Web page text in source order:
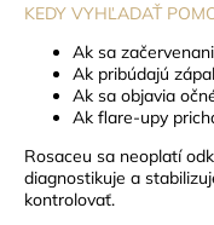
KEDY VYHĽADAŤ
Ak sa
Ak pribúdajú
Ak sa objavia
Ak flare-upy
Rosaceu sa neoplatí
diagnostikuje a
kontrolovať.